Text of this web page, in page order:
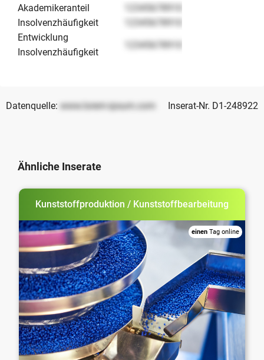
Akademikeranteil
12345678910
Insolvenzhäufigkeit
12345678910
Entwicklung
Insolvenzhäufigkeit
12345678910
Datenquelle: www.lorem-ipsum.com Inserat-Nr. D1-248922
Ähnliche Inserate
Kunststoffproduktion / Kunststoffbearbeitung
einen Tag online